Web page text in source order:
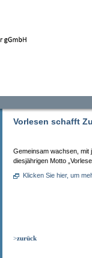
Vorlesen schafft
Gemeinsam wachsen, mit
diesjährigen Motto
Klicken Sie hier, um
>zurück